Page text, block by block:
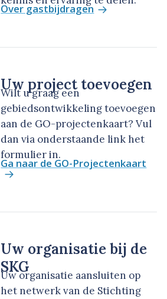
Over gastbijdragen
Uw project toevoegen
Wilt u graag een
gebiedsontwikkeling toevoegen
aan de GO-projectenkaart? Vul
dan via onderstaande link het
formulier in.
Ga naar de GO-Projectenkaart
Uw organisatie bij de
SKG
Uw organisatie aansluiten op
het netwerk van de Stichting